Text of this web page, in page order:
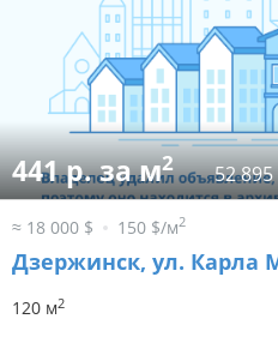
441 р. за м2 52 895
≈ 18 000 $ 150 $/м2
Дзержинск, ул. Карла
120 м2